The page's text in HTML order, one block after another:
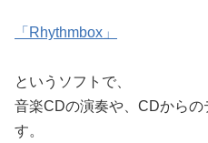
「Rhythmbox」
というソフトで、
音楽CDの演奏や、CDからの
す。